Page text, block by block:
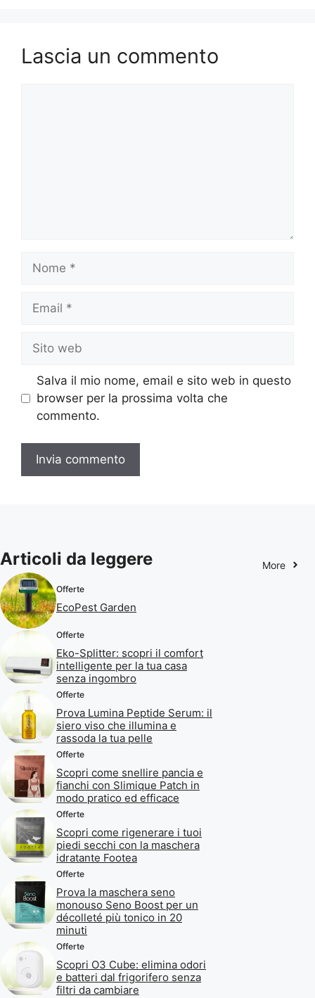
Lascia un commento
Nome
Email
Sito
web
Salva il mio nome, email e sito web in questo
browser per la prossima volta che
commento.
Articoli da leggere More
Offerte
EcoPest Garden
Offerte
Eko-Splitter: scopri il comfort
intelligente per la tua casa
senza ingombro
Offerte
Prova Lumina Peptide Serum: il
siero viso che illumina e
rassoda la tua pelle
Offerte
Scopri come snellire pancia e
fianchi con Slimique Patch in
modo pratico ed efficace
Offerte
Scopri come rigenerare i tuoi
piedi secchi con la maschera
idratante Footea
Offerte
Prova la maschera seno
monouso Seno Boost per un
décolleté più tonico in 20
minuti
Offerte
Scopri O3 Cube: elimina odori
e batteri dal frigorifero senza
filtri da cambiare